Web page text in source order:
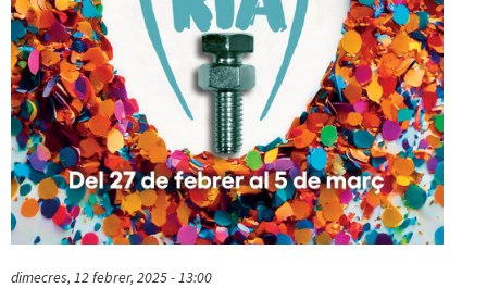
dimecres, 12 febrer, 2025 - 13:00